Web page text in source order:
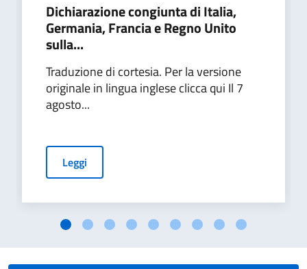
Dichiarazione congiunta di Italia,
Germania, Francia e Regno Unito
sulla...
Traduzione di cortesia. Per la versione
originale in lingua inglese clicca qui Il 7
agosto...
Leggi